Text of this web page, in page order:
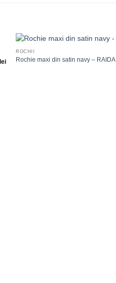
lei
+
ROCHII
Rochie maxi din satin navy – RAIDA